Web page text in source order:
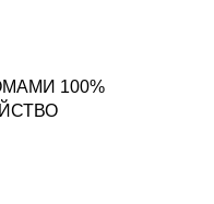
100%